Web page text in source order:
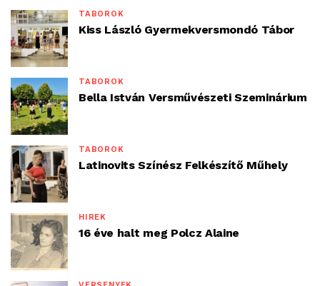
TÁBOROK
Kiss László Gyermekversmondó Tábor
TÁBOROK
Bella István Versművészeti Szeminárium
TÁBOROK
Latinovits Színész Felkészítő Műhely
HÍREK
16 éve halt meg Polcz Alaine